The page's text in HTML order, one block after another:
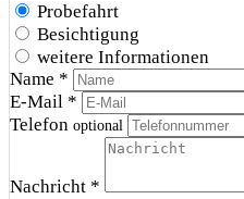
Probefahrt
Besichtigung
weitere Informationen
Name *
E-Mail *
Telefon optional
Nachricht *